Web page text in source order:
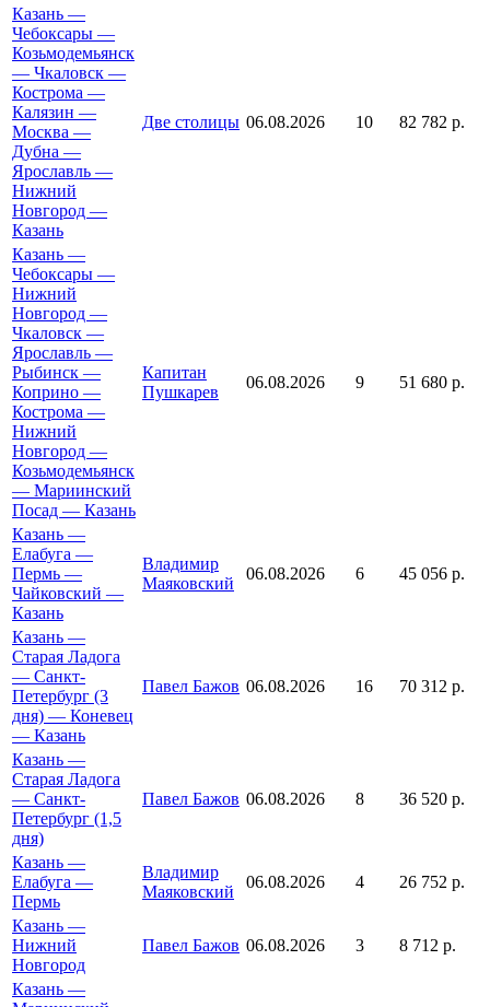
Казань —
Чебоксары —
Козьмодемьянск
— Чкаловск —
Кострома —
Калязин —
Москва —
Дубна —
Ярославль —
Нижний
Новгород —
Казань
Две столицы 06.08.2026 10 82 782 р.
Казань —
Чебоксары —
Нижний
Новгород —
Чкаловск —
Ярославль —
Рыбинск —
Коприно —
Кострома —
Нижний
Новгород —
Козьмодемьянск
— Мариинский
Посад — Казань
Капитан
Пушкарев
06.08.2026 9 51 680 р.
Казань —
Елабуга —
Пермь —
Чайковский —
Казань
Владимир
Маяковский
06.08.2026 6 45 056 р.
Казань —
Старая Ладога
— Санкт-
Петербург (3
дня) — Коневец
— Казань
Павел Бажов 06.08.2026 16 70 312 р.
Казань —
Старая Ладога
— Санкт-
Петербург (1,5
дня)
Павел Бажов 06.08.2026 8 36 520 р.
Казань —
Елабуга —
Пермь
Владимир
Маяковский
06.08.2026 4 26 752 р.
Казань —
Нижний
Новгород
Павел Бажов 06.08.2026 3 8 712 р.
Казань —